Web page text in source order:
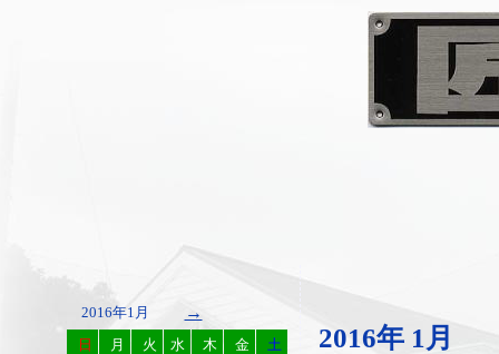
2016年1月 →
日 月 火 水 木 金
土
2016年 1月